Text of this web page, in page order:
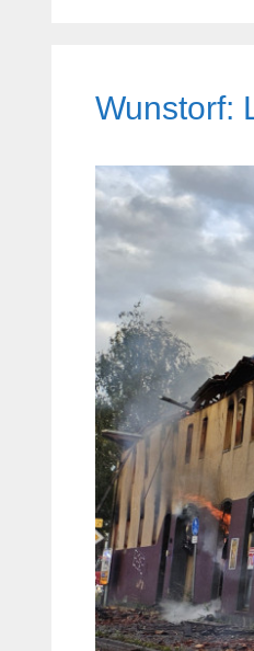
Wunstorf: